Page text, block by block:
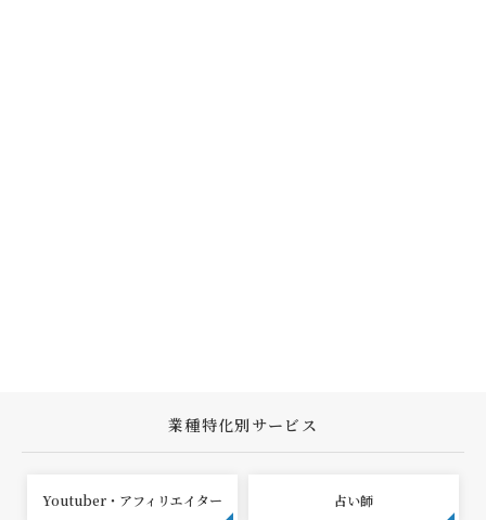
業種特化別サービス
Youtuber・アフィリエイター 占い師